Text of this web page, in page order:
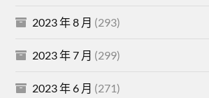
2023 年 8 月 (293)
2023 年 7 月 (299)
2023 年 6 月 (271)